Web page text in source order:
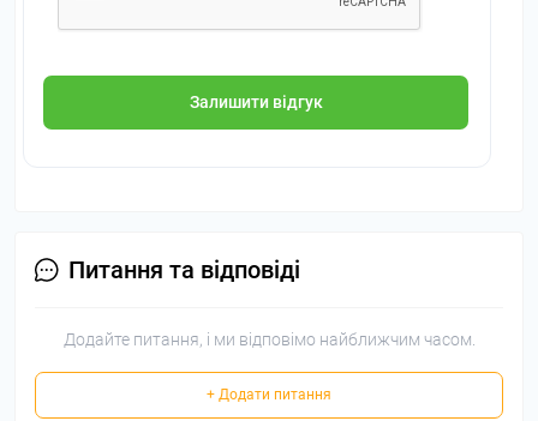
Залишити відгук
Питання та відповіді
Додайте питання, і ми відповімо найближчим часом.
+ Додати питання